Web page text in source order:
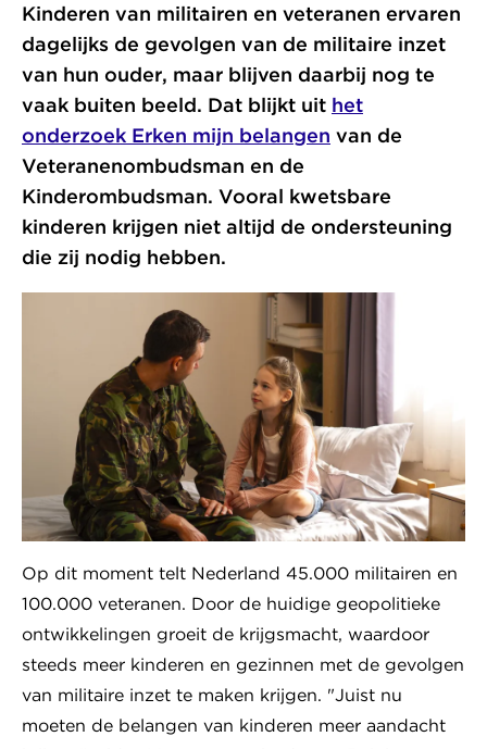
Kinderen van militairen en veteranen ervaren
dagelijks de gevolgen van de militaire inzet
van hun ouder, maar blijven daarbij nog te
vaak buiten beeld. Dat blijkt uit het
onderzoek Erken mijn belangen van de
Veteranenombudsman en de
Kinderombudsman. Vooral kwetsbare
kinderen krijgen niet altijd de ondersteuning
die zij nodig hebben.
Op dit moment telt Nederland 45.000 militairen en
100.000 veteranen. Door de huidige geopolitieke
ontwikkelingen groeit de krijgsmacht, waardoor
steeds meer kinderen en gezinnen met de gevolgen
van militaire inzet te maken krijgen. "Juist nu
moeten de belangen van kinderen meer aandacht